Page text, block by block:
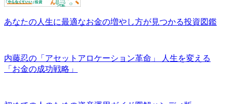
あなたの人生に最適なお金の増やし方が見つかる投資図鑑
内藤忍の「アセットアロケーション革命」 人生を変える
「お金の成功戦略」